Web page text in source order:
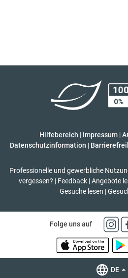
Hilfebereich | Impressum |
Datenschutzinformation |
Professionelle und gewerbliche
vergessen? | Feedback | Angebote
Gesuche lesen |
Folge uns auf
DE